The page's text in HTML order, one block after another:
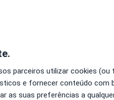
parceiros utilizar cookies (ou
e fornecer conteúdo com
as suas preferências a